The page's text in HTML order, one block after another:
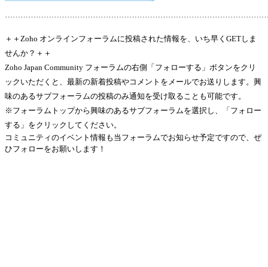
＋＋Zoho オンラインフォーラムに投稿された情報を、いち早くGETしま
せんか？＋＋
Zoho Japan Community フォーラムの右側「フォローする」ボタンをクリ
ックいただくと、最新の新着投稿やコメントをメールでお送りします。興
味のあるサブフォーラムの投稿のみ通知を受け取ることも可能です。
※フォーラムトップから興味のあるサブフォーラムを選択し、「フォロー
する」をクリックしてください。
コミュニティのイベント情報も当フォーラムでお知らせ予定ですので、ぜ
ひフォローをお願いします！